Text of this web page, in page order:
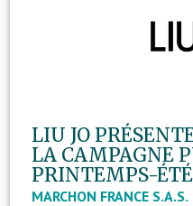
LIU JO
LA CAMPAGNE
PRINTEMPS-
MARCHON FRANCE S.A.S.